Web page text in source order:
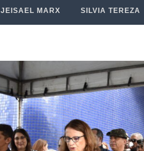
JEISAEL MARX SILVIA TEREZA